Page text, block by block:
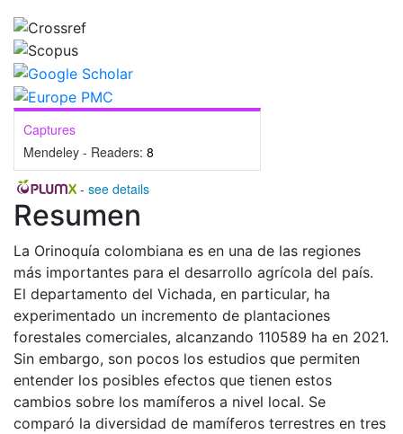
Captures
Mendeley - Readers: 8
- see details
Resumen
La Orinoquía colombiana es en una de las regiones
más importantes para el desarrollo agrícola del país.
El departamento del Vichada, en particular, ha
experimentado un incremento de plantaciones
forestales comerciales, alcanzando 110589 ha en 2021.
Sin embargo, son pocos los estudios que permiten
entender los posibles efectos que tienen estos
cambios sobre los mamíferos a nivel local. Se
comparó la diversidad de mamíferos terrestres en tres